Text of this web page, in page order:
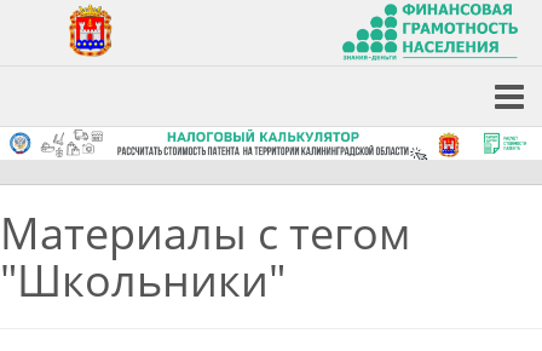
Материалы с тегом
"Школьники"